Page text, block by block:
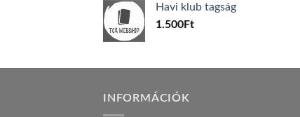
600Ft.100Ft.
Havi klub tagság
1.500Ft
INFORMÁCIÓK